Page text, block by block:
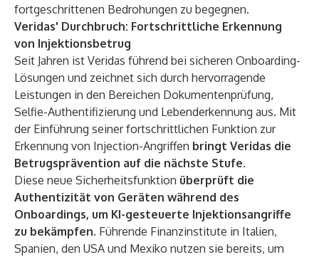
fortgeschrittenen Bedrohungen zu begegnen.
Veridas' Durchbruch: Fortschrittliche Erkennung
von Injektionsbetrug
Seit Jahren ist Veridas führend bei sicheren Onboarding-
Lösungen und zeichnet sich durch hervorragende
Leistungen in den Bereichen Dokumentenprüfung,
Selfie-Authentifizierung und Lebenderkennung aus. Mit
der Einführung seiner fortschrittlichen Funktion zur
Erkennung von Injection-Angriffen bringt Veridas die
Betrugsprävention auf die nächste Stufe.
Diese neue Sicherheitsfunktion überprüft die
Authentizität von Geräten während des
Onboardings, um KI-gesteuerte Injektionsangriffe
zu bekämpfen. Führende Finanzinstitute in Italien,
Spanien, den USA und Mexiko nutzen sie bereits, um